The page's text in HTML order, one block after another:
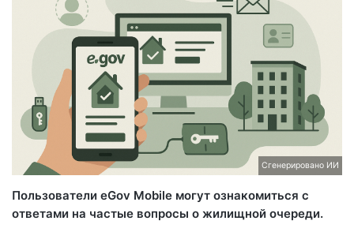
Сгенерировано ИИ
Пользователи eGov Mobile могут ознакомиться с
ответами на частые вопросы о жилищной очереди.